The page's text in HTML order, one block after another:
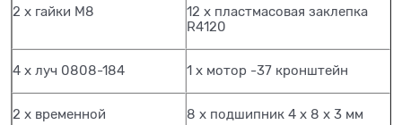
2 х гайки М8
12 х пластмасовая заклепка
R4120
4 х луч 0808-184 1 х мотор -37 кронштейн
2 х временной
8 х подшипник 4 х 8 х 3 мм